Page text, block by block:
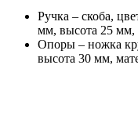
Ручка – скоба,
мм, высота 25 мм,
Опоры – ножка
высота 30 мм,